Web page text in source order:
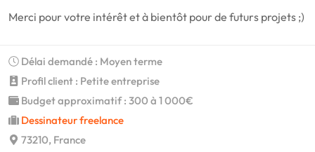
Merci pour votre intérêt et à bientôt pour de futurs projets ;)
Délai demandé : Moyen terme
Profil client : Petite entreprise
Budget approximatif : 300 à 1 000€
Dessinateur freelance
73210, France